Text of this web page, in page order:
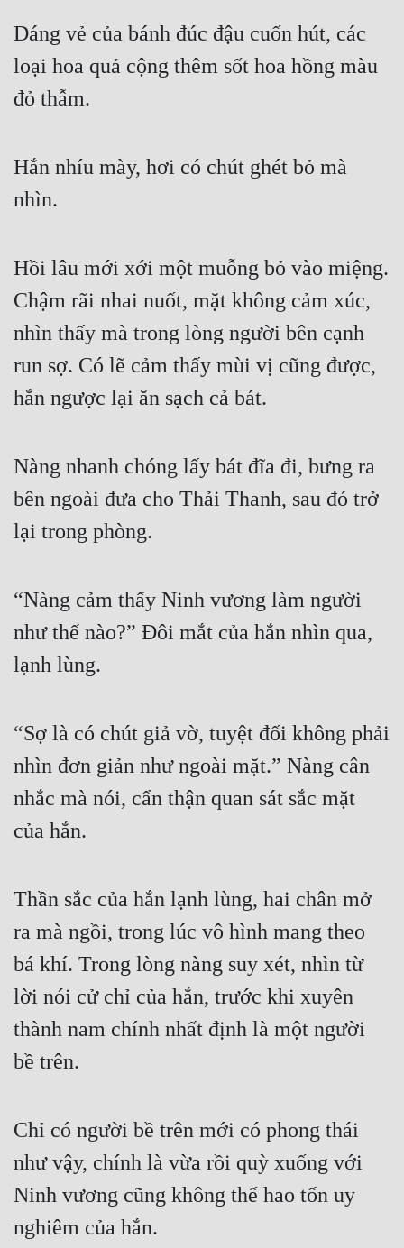
Dáng vẻ của bánh đúc đậu cuốn hút, các
loại hoa quả cộng thêm sốt hoa hồng màu
đỏ thẫm.
Hắn nhíu mày, hơi có chút ghét bỏ mà
nhìn.
Hồi lâu mới xới một muỗng bỏ vào miệng.
Chậm rãi nhai nuốt, mặt không cảm xúc,
nhìn thấy mà trong lòng người bên cạnh
run sợ. Có lẽ cảm thấy mùi vị cũng được,
hắn ngược lại ăn sạch cả bát.
Nàng nhanh chóng lấy bát đĩa đi, bưng ra
bên ngoài đưa cho Thải Thanh, sau đó trở
lại trong phòng.
“Nàng cảm thấy Ninh vương làm người
như thế nào?” Đôi mắt của hắn nhìn qua,
lạnh lùng.
“Sợ là có chút giả vờ, tuyệt đối không phải
nhìn đơn giản như ngoài mặt.” Nàng cân
nhắc mà nói, cẩn thận quan sát sắc mặt
của hắn.
Thần sắc của hắn lạnh lùng, hai chân mở
ra mà ngồi, trong lúc vô hình mang theo
bá khí. Trong lòng nàng suy xét, nhìn từ
lời nói cử chỉ của hắn, trước khi xuyên
thành nam chính nhất định là một người
bề trên.
Chỉ có người bề trên mới có phong thái
như vậy, chính là vừa rồi quỳ xuống với
Ninh vương cũng không thể hao tổn uy
nghiêm của hắn.